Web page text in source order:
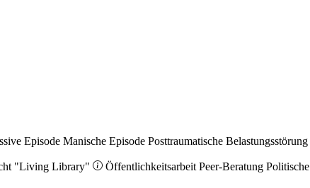
Episode Manische Episode Posttraumatische Belastungsstörung
"Living Library" Öffentlichkeitsarbeit Peer-Beratung